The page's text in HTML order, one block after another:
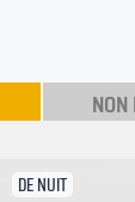
DE NUIT